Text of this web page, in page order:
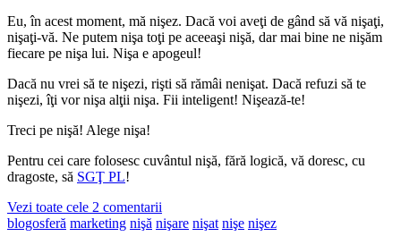
Eu, în acest moment, mă nişez. Dacă voi aveţi de gând să vă nişaţi,
nişaţi-vă. Ne putem nişa toţi pe aceeaşi nişă, dar mai bine ne nişăm
fiecare pe nişa lui. Nişa e apogeul!
Dacă nu vrei să te nişezi, rişti să rămâi nenişat. Dacă refuzi să te
nişezi, îţi vor nişa alţii nişa. Fii inteligent! Nişează-te!
Treci pe nişă! Alege nişa!
Pentru cei care folosesc cuvântul nişă, fără logică, vă doresc, cu
dragoste, să SGŢ PL!
Vezi toate cele 2 comentarii
blogosferă marketing nişă nişare nişat nişe nişez